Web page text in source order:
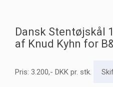
Dansk Stentøjskål
af Knud Kyhn for
Pris: 3.200,- DKK pr. stk.